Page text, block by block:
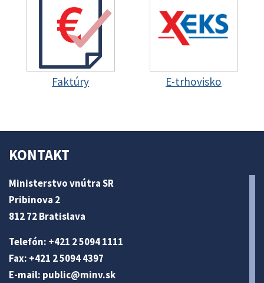
Faktúry E-trhovisko
KONTAKT
Ministerstvo vnútra SR
Pribinova 2
812 72 Bratislava
Telefón: +421 2 5094 1111
Fax: +421 2 5094 4397
E-mail: public@minv.sk